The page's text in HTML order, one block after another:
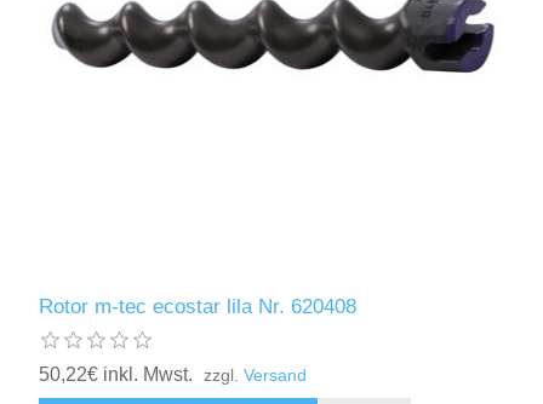
Rotor m-tec ecostar lila Nr. 620408
50,22€ inkl. Mwst. zzgl.Versand